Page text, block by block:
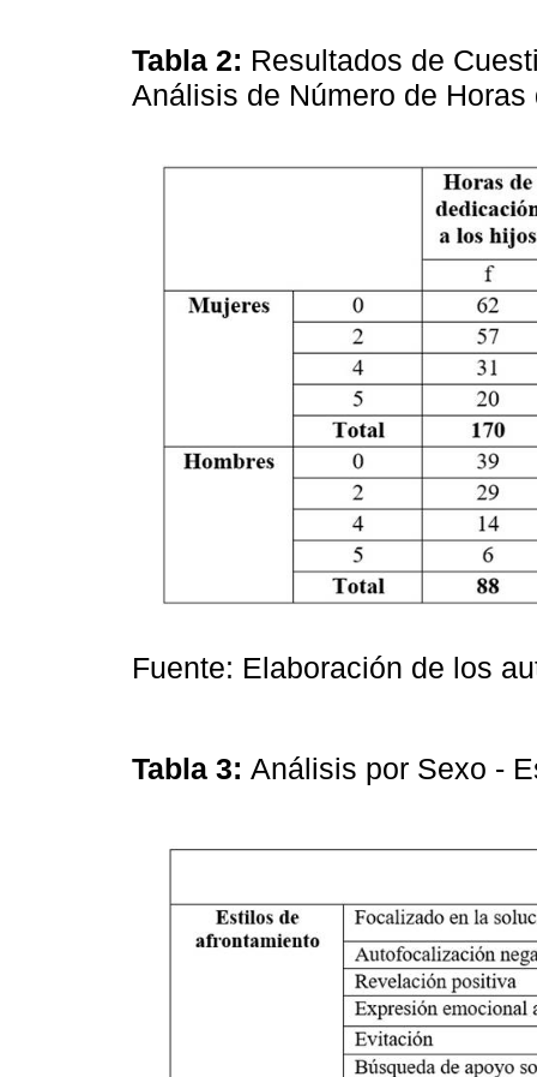
Tabla 2: Resultados de
Análisis de Número de
Fuente: Elaboración de los
Tabla 3: Análisis por Sexo -